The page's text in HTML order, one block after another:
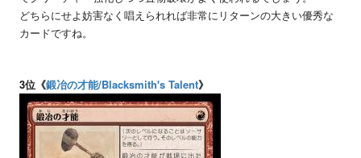
どちらにせよ妨害なく唱えられれば非常にリターンの大きい優秀な
カードですね。
3位《鍛冶の才能/Blacksmith's Talent》